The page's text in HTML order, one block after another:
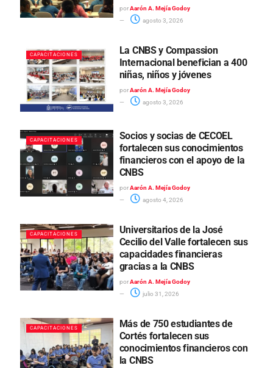
por Aarón A. Mejía Godoy
agosto 3, 2026
CAPACITACIONES
La CNBS y Compassion
Internacional benefician a 400
niñas, niños y jóvenes
por Aarón A. Mejía Godoy
agosto 3, 2026
CAPACITACIONES
Socios y socias de CECOEL
fortalecen sus conocimientos
financieros con el apoyo de la
CNBS
por Aarón A. Mejía Godoy
agosto 4, 2026
CAPACITACIONES
Universitarios de la José
Cecilio del Valle fortalecen sus
capacidades financieras
gracias a la CNBS
por Aarón A. Mejía Godoy
julio 31, 2026
CAPACITACIONES
Más de 750 estudiantes de
Cortés fortalecen sus
conocimientos financieros con
la CNBS